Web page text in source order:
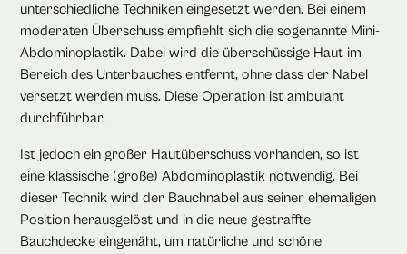
unterschiedliche Techniken eingesetzt werden. Bei einem
moderaten Überschuss empfiehlt sich die sogenannte Mini-
Abdominoplastik. Dabei wird die überschüssige Haut im
Bereich des Unterbauches entfernt, ohne dass der Nabel
versetzt werden muss. Diese Operation ist ambulant
durchführbar.
Ist jedoch ein großer Hautüberschuss vorhanden, so ist
eine klassische (große) Abdominoplastik notwendig. Bei
dieser Technik wird der Bauchnabel aus seiner ehemaligen
Position herausgelöst und in die neue gestraffte
Bauchdecke eingenäht, um natürliche und schöne